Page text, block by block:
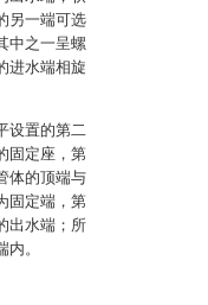
另一端可选
中之一呈螺
进水端相旋
设置的第二
固定座，第
体的顶端与
固定端，第
出水端；所
。